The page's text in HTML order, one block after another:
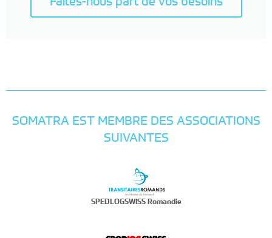
SOMATRA EST MEMBRE DES ASSOCIATIONS
SUIVANTES
SPEDLOGSWISS Romandie